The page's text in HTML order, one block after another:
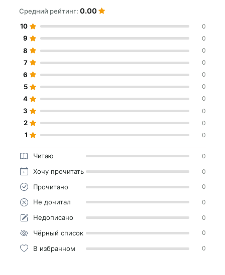
Средний рейтинг: 0.00
10 0
9 0
8 0
7 0
6 0
5 0
4 0
3 0
2 0
1 0
Читаю 0
Хочу прочитать 0
Прочитано 0
Не дочитал 0
Недописано 0
Чёрный список 0
В избранном 0